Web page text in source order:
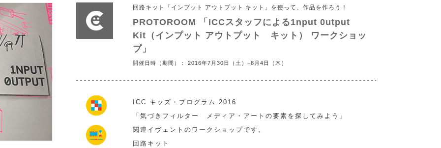
回路キット「インプット アウトプット キット」を使って、作品を作ろう！
PROTOROOM 「ICCスタッフによる1nput 0utput
Kit（インプット アウトプット キット） ワークショッ
プ」
開催日時（期間）： 2016年7月30日（土）−8月4日（木）
ICC キッズ・プログラム 2016
「気づきフィルター メディア・アートの要素を探してみよう」
関連イヴェントのワークショップです。
回路キット